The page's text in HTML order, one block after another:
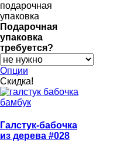
подарочная
упаковка
Подарочная
упаковка
требуется?
Опции
Скидка!
Галстук-бабочка
из дерева #028